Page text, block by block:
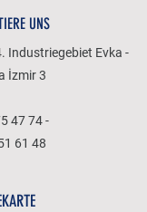
UNS
Industriegebiet Evka -
İzmir 3
47 74-
61 48